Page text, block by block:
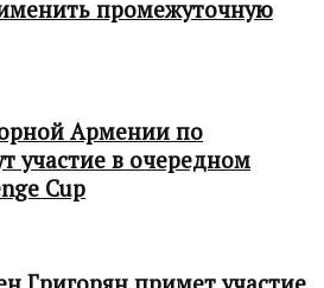
промежуточную
Армении по
участие в очередном
Cup